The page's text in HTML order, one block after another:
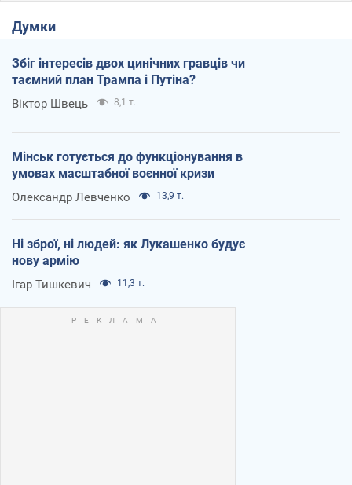
Думки
Збіг інтересів двох цинічних гравців чи
таємний план Трампа і Путіна?
Віктор Швець 8,1 т.
Мінськ готується до функціонування в
умовах масштабної воєнної кризи
Олександр Левченко 13,9 т.
Ні зброї, ні людей: як Лукашенко будує
нову армію
Ігар Тишкевич 11,3 т.